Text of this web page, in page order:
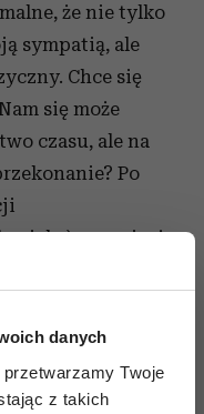
danych
przetwarzamy Twoje
z takich
że nie tylko
sympatią, ale
Chce się
się może
czasu, ale na
Po
sprawia, że
z 12-
siebie
jedynie
obrazu, jaki